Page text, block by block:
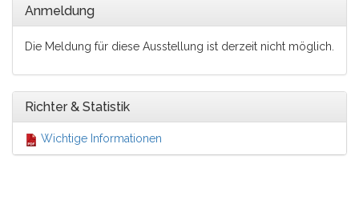
Anmeldung
Die Meldung für diese Ausstellung ist derzeit nicht möglich.
Richter & Statistik
Wichtige Informationen